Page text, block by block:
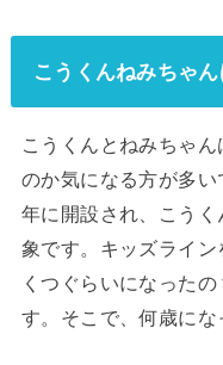
こうくんねみちゃ
こうくんとねみちゃ
のか気になる方が多
年に開設され、こう
象です。キッズライ
くつぐらいになった
す。そこで、何歳にな